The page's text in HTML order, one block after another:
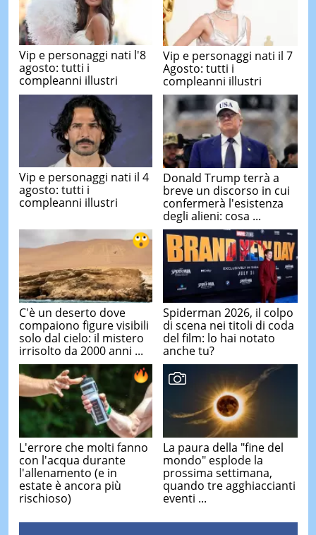
Vip e personaggi nati l'8
agosto: tutti i
compleanni illustri
Vip e personaggi nati il 7
Agosto: tutti i
compleanni illustri
Vip e personaggi nati il 4
agosto: tutti i
compleanni illustri
Donald Trump terrà a
breve un discorso in cui
confermerà l'esistenza
degli alieni: cosa ...
C'è un deserto dove
compaiono figure visibili
solo dal cielo: il mistero
irrisolto da 2000 anni ...
Spiderman 2026, il colpo
di scena nei titoli di coda
del film: lo hai notato
anche tu?
L'errore che molti fanno
con l'acqua durante
l'allenamento (e in
estate è ancora più
rischioso)
La paura della "fine del
mondo" esplode la
prossima settimana,
quando tre agghiaccianti
eventi ...